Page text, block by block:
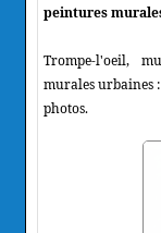
peintures
Trompe-l'oeil,
murales urbaines
photos.